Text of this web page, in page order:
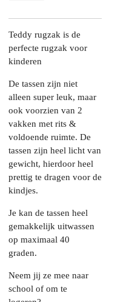
Teddy rugzak is de
perfecte rugzak voor
kinderen
De tassen zijn niet
alleen super leuk, maar
ook voorzien van 2
vakken met rits &
voldoende ruimte. De
tassen zijn heel licht van
gewicht, hierdoor heel
prettig te dragen voor de
kindjes.
Je kan de tassen heel
gemakkelijk uitwassen
op maximaal 40
graden.
Neem jij ze mee naar
school of om te